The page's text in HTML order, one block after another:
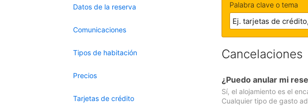
Datos de la reserva
Comunicaciones
Tipos de habitación
Precios
Tarjetas de crédito
Palabra clave o tema
Cancelaciones
¿Puedo anular mi
Sí, el alojamiento es el
Cualquier tipo de gasto